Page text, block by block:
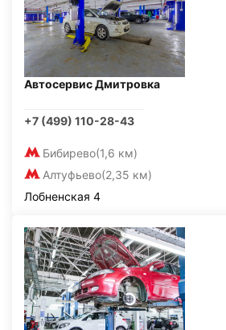
Автосервис Дмитровка
+7 (499) 110-28-43
Бибирево(1,6 км)
Алтуфьево(2,35 км)
Лобненская 4